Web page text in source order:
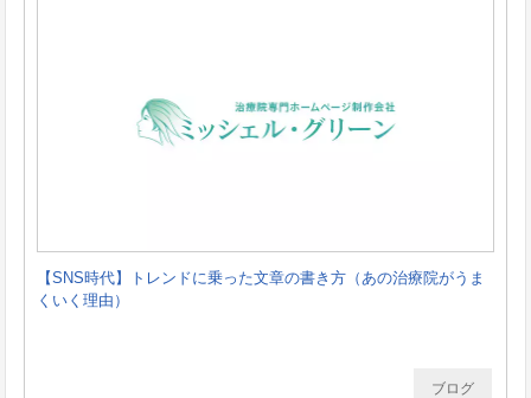
【SNS時代】トレンドに乗った文章の書き方（あの治療院がうま
くいく理由）
ブログ